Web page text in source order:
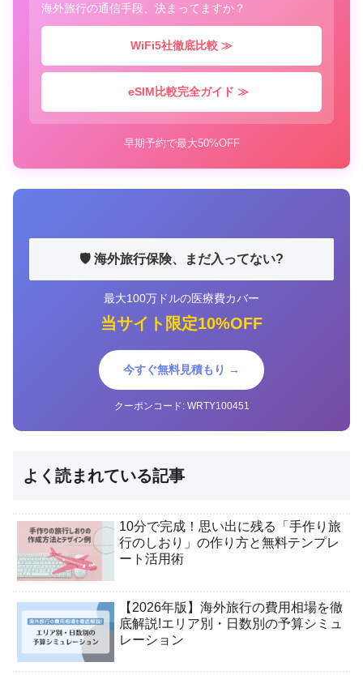
海外旅行の通信手段、決まってますか？
WiFi5社徹底比較 ≫
eSIM比較完全ガイド ≫
早期予約で最大50%OFF
🛡️ 海外旅行保険、まだ入ってない?
最大100万ドルの医療費カバー
当サイト限定10%OFF
今すぐ無料見積もり →
クーポンコード: WRTY100451
よく読まれている記事
10分で完成！思い出に残る「手作り旅
行のしおり」の作り方と無料テンプレ
ート活用術
【2026年版】海外旅行の費用相場を徹
底解説!エリア別・日数別の予算シミュ
レーション